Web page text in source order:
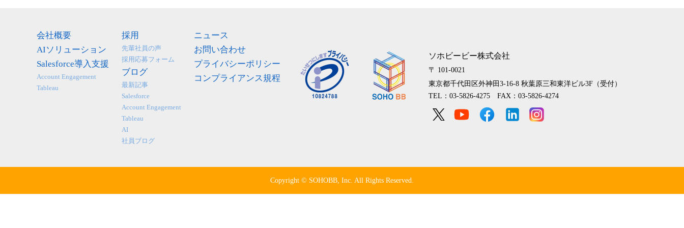
会社概要
AIソリューション
Salesforce導入支援
Account Engagement
Tableau
採用
先輩社員の声
採用応募フォーム
ブログ
最新記事
Salesforce
Account Engagement
Tableau
AI
社員ブログ
ニュース
お問い合わせ
プライバシーポリシー
コンプライアンス規程
ソホビービー株式会社
〒 101-0021
東京都千代田区外神田3-16-8 秋葉原三和東洋ビル3F（受付）
TEL：03-5826-4275 FAX：03-5826-4274
Copyright © SOHOBB, Inc. All Rights Reserved.